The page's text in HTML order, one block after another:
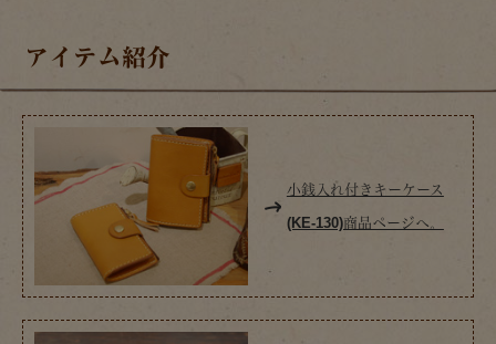
アイテム紹介
小銭入れ付きキーケース
(KE-130)商品ページへ。